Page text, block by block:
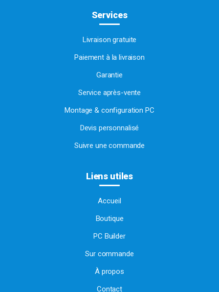
Services
Livraison gratuite
Paiement à la livraison
Garantie
Service après-vente
Montage & configuration PC
Devis personnalisé
Suivre une commande
Liens utiles
Accueil
Boutique
PC Builder
Sur commande
À propos
Contact